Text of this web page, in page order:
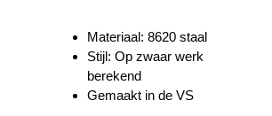
Materiaal: 8620 staal
Stijl: Op zwaar werk
berekend
Gemaakt in de VS